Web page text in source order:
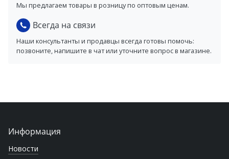
Мы предлагаем товары в розницу по оптовым ценам.
Всегда на связи
Наши консультанты и продавцы всегда готовы помочь:
позвоните, напишите в чат или уточните вопрос в магазине.
Информация
Новости